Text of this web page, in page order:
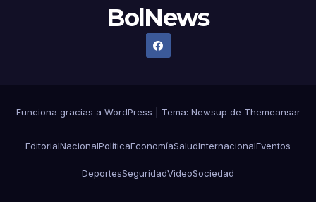
BolNews
Funciona gracias a WordPress Tema: Newsup de Themeansar
EditorialNacionalPolíticaEconomíaSaludInternacionalEventos
DeportesSeguridadVideoSociedad